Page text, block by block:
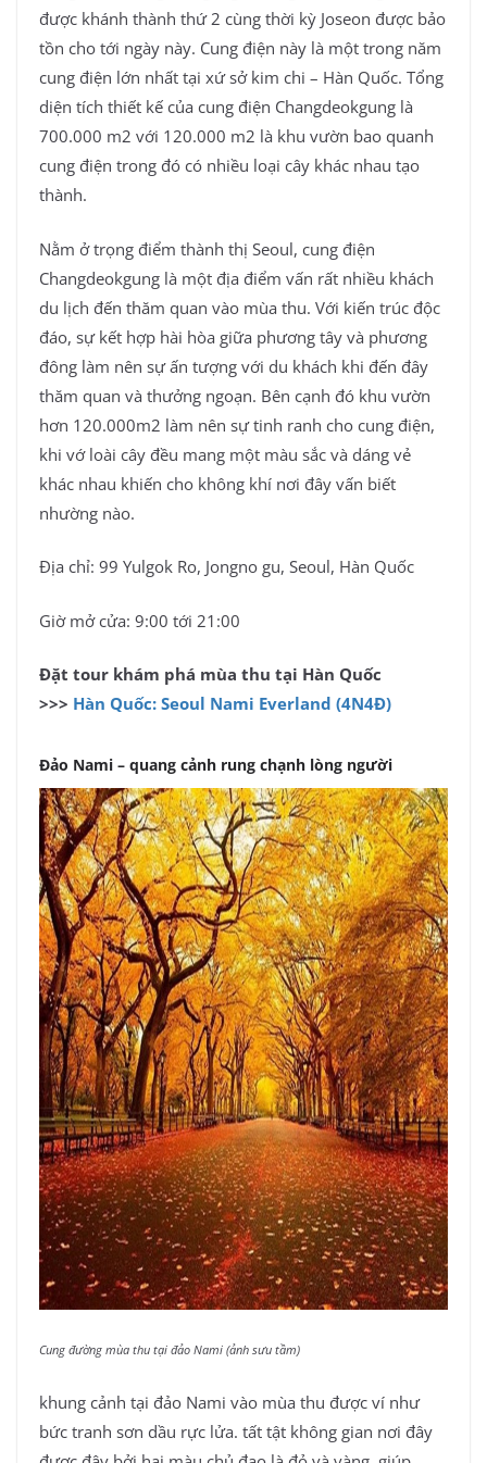
được khánh thành thứ 2 cùng thời kỳ Joseon được bảo
tồn cho tới ngày này. Cung điện này là một trong năm
cung điện lớn nhất tại xứ sở kim chi – Hàn Quốc. Tổng
diện tích thiết kế của cung điện Changdeokgung là
700.000 m2 với 120.000 m2 là khu vườn bao quanh
cung điện trong đó có nhiều loại cây khác nhau tạo
thành.
Nằm ở trọng điểm thành thị Seoul, cung điện
Changdeokgung là một địa điểm vấn rất nhiều khách
du lịch đến thăm quan vào mùa thu. Với kiến trúc độc
đáo, sự kết hợp hài hòa giữa phương tây và phương
đông làm nên sự ấn tượng với du khách khi đến đây
thăm quan và thưởng ngoạn. Bên cạnh đó khu vườn
hơn 120.000m2 làm nên sự tinh ranh cho cung điện,
khi vớ loài cây đều mang một màu sắc và dáng vẻ
khác nhau khiến cho không khí nơi đây vấn biết
nhường nào.
Địa chỉ: 99 Yulgok Ro, Jongno gu, Seoul, Hàn Quốc
Giờ mở cửa: 9:00 tới 21:00
Đặt tour khám phá mùa thu tại Hàn Quốc
>>> Hàn Quốc: Seoul Nami Everland (4N4Đ)
Đảo Nami – quang cảnh rung chạnh lòng người
Cung đường mùa thu tại đảo Nami (ảnh sưu tầm)
khung cảnh tại đảo Nami vào mùa thu được ví như
bức tranh sơn dầu rực lửa. tất tật không gian nơi đây